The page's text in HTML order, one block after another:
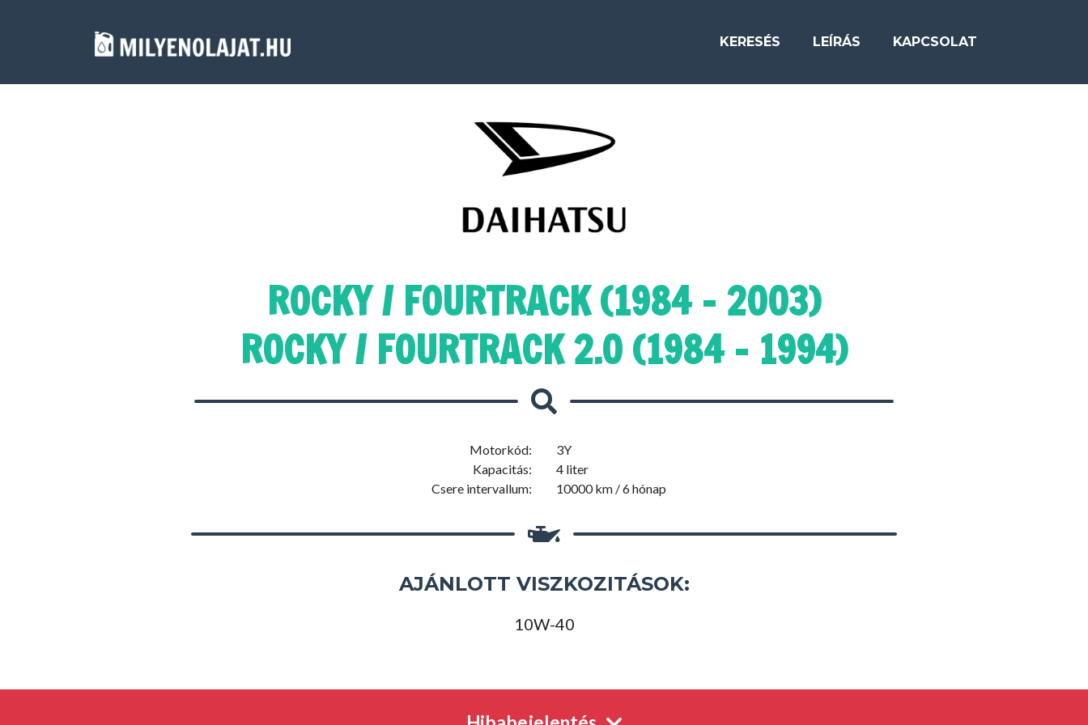
KERESÉS LEÍRÁS KAPCSOLAT
ROCKY / FOURTRACK (1984 - 2003)
ROCKY / FOURTRACK 2.0 (1984 - 1994)
Motorkód:
3Y
Kapacitás:
4 liter
Csere intervallum:
10000 km / 6 hónap
AJÁNLOTT VISZKOZITÁSOK:
10W-40